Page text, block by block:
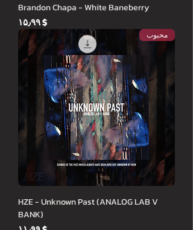
Brandon Chapa - White Baneberry
Price
$ ۱۵٫۹۹
محبوب
HZE - Unknown Past (ANALOG LAB V
BANK)